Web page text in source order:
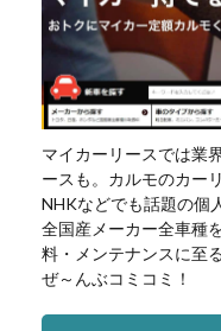
マイカーリースでは業
ースも。カルモのカー
NHKなどでも話題の個
全国産メーカー全車種
料・メンテナンスに至
ぜ～んぶコミコミ！